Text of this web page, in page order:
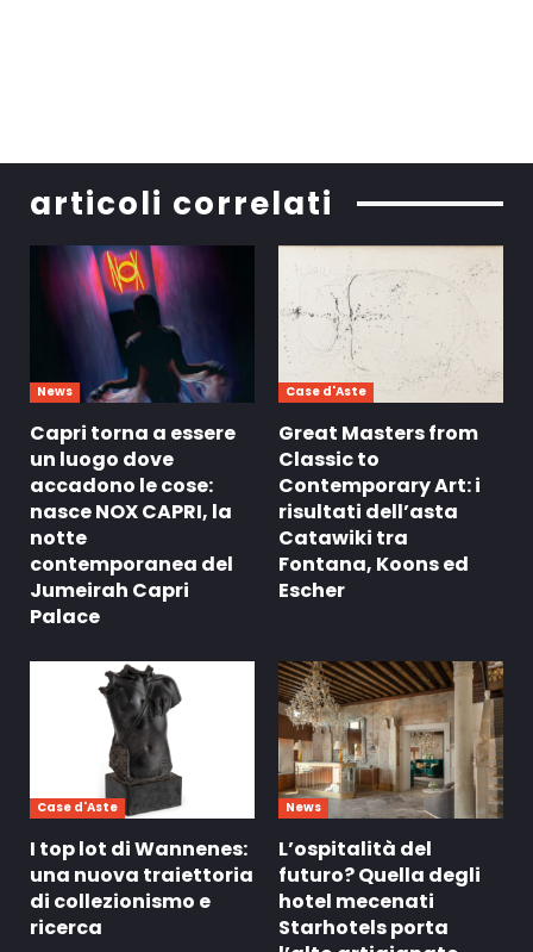
articoli correlati
News
Capri torna a essere
un luogo dove
accadono le cose:
nasce NOX CAPRI, la
notte
contemporanea del
Jumeirah Capri
Palace
Case d'Aste
Great Masters from
Classic to
Contemporary Art: i
risultati dell’asta
Catawiki tra
Fontana, Koons ed
Escher
Case d'Aste
I top lot di Wannenes:
una nuova traiettoria
di collezionismo e
ricerca
News
L’ospitalità del
futuro? Quella degli
hotel mecenati
Starhotels porta